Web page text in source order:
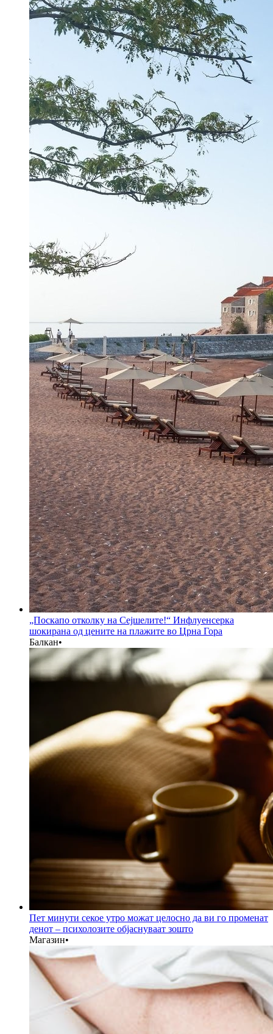
„Поскапо отколку на Сејшелите!“ Инфлуенсерка
шокирана од цените на плажите во Црна Гора
Балкан•
Пет минути секое утро можат целосно да ви го променат
денот – психолозите објаснуваат зошто
Магазин•